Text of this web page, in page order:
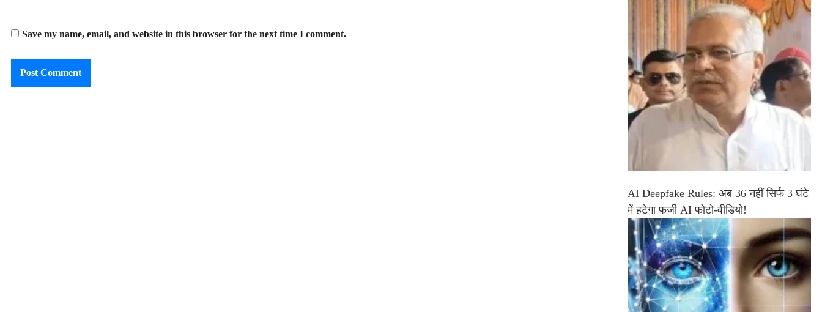
Save my name, email, and website in this browser for the next time I comment.
AI Deepfake Rules: अब 36 नहीं सिर्फ 3 घंटे
में हटेगा फर्जी AI फोटो-वीडियो!